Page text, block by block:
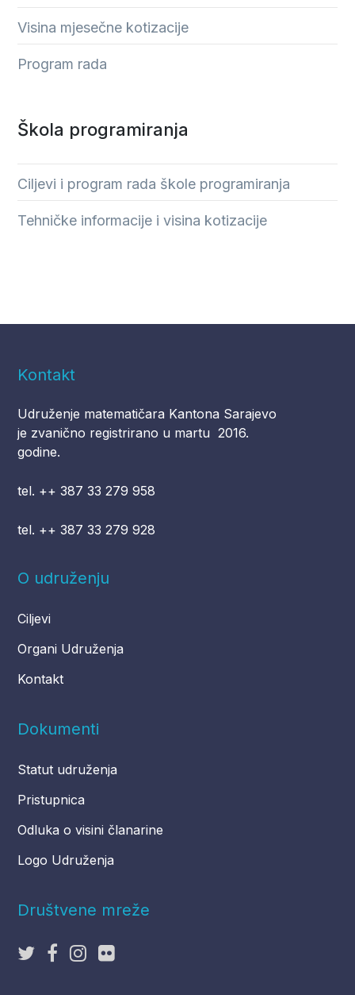
Visina mjesečne kotizacije
Program rada
Škola programiranja
Ciljevi i program rada škole programiranja
Tehničke informacije i visina kotizacije
Kontakt
Udruženje matematičara Kantona Sarajevo
je zvanično registrirano u martu 2016.
godine.
tel. ++ 387 33 279 958
tel. ++ 387 33 279 928
O udruženju
Ciljevi
Organi Udruženja
Kontakt
Dokumenti
Statut udruženja
Pristupnica
Odluka o visini članarine
Logo Udruženja
Društvene mreže